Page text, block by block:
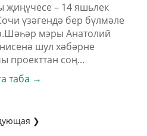
җиңүчесе – 14 яшьлек
үзәгендә бер бүлмәле
мэры Анатолий
шул хәбәрне
проекттан соң...
таба →
❯